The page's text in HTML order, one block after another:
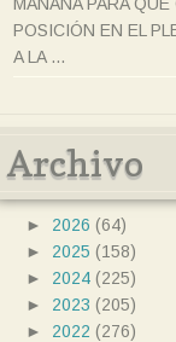
MAÑANA PARA
POSICIÓN EN EL
A LA ...
Archivo
► 2026 (64)
► 2025 (158)
► 2024 (225)
► 2023 (205)
► 2022 (276)